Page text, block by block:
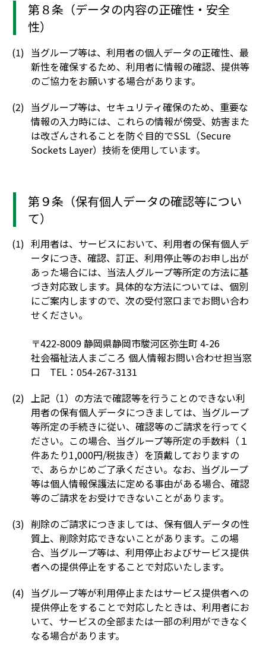
第８条（データの内容の正確性・安全
性）
当グループ等は、利用者の個人データの正確性、最
新性を確保するため、利用者に情報の確認、提供等
のご協力をお願いする場合があります。
当グループ等は、セキュリティ確保のため、重要な
情報の入力時には、これらの情報が傍受、妨害また
は改ざんされることを防ぐ目的でSSL（Secure
Sockets Layer）技術を使用しています。
第９条（保有個人データの確認等につい
て）
利用者は、サービスにおいて、利用者の保有個人デ
ータにつき、確認、訂正、利用停止等のお申し出が
あった場合には、当法人グループ等所定の方法に基
づき対応致します。具体的な方法については、個別
にご案内しますので、次の受付窓口までお問い合わ
せください。
〒422-8009 静岡県静岡市駿河区弥生町 4-26
社会福祉法人まごころ 個人情報お問い合わせ担当窓
口 TEL：054-267-3131
上記（1）の方法で確認等を行うことのできない利
用者の保有個人データにつきましては、当グループ
等所定の手続きに従い、確認等のご請求を行ってく
ださい。この場合、当グループ等所定の手数料（１
件あたり1,000円/税抜き）を頂戴しておりますの
で、あらかじめご了承ください。なお、当グループ
等は個人情報保護法に定める事由がある場合、確認
等のご請求をお受けできないことがあります。
削除のご請求につきましては、保有個人データの性
質上、削除対応できないことがあります。この場
合、当グループ等は、利用停止およびサービス提供
者への提供停止をすることで対応いたします。
当グループ等が利用停止またはサービス提供者への
提供停止をすることで対応したときは、利用者にお
いて、サービスの全部または一部の利用ができなく
なる場合があります。